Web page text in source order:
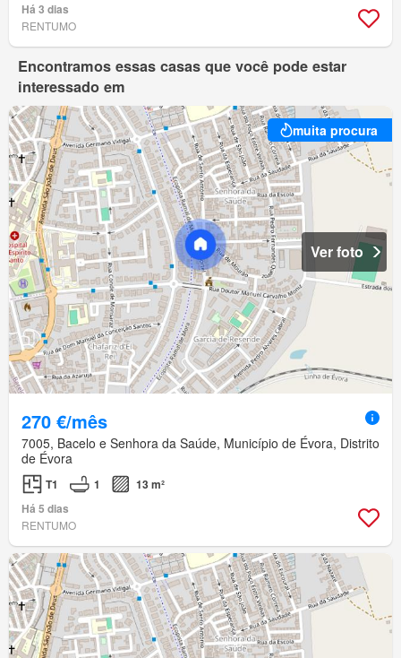
Há 3 dias
RENTUMO
Encontramos essas casas que você pode estar
interessado em
muita procura
Ver foto
270 €/mês
7005, Bacelo e Senhora da Saúde, Município de Évora, Distrito
de Évora
T1 1
13 m²
Há 5 dias
RENTUMO